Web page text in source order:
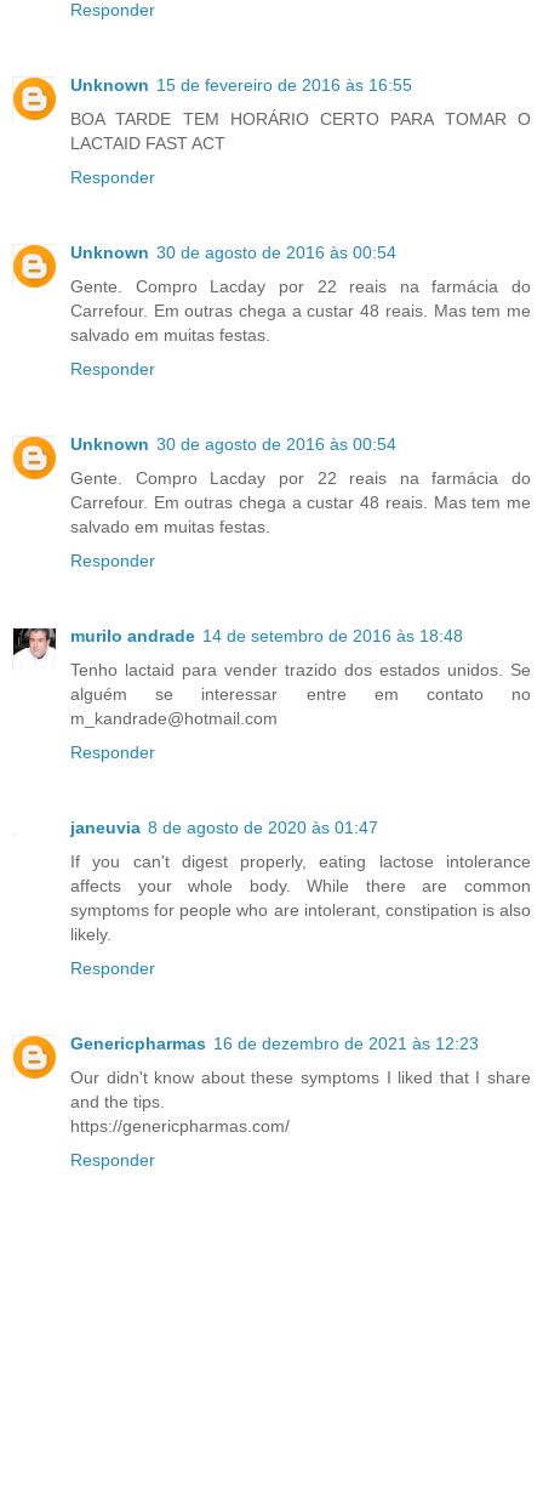
Responder
Unknown 15 de fevereiro de 2016 às 16:55
BOA TARDE TEM HORÁRIO CERTO PARA TOMAR O
LACTAID FAST ACT
Responder
Unknown 30 de agosto de 2016 às 00:54
Gente. Compro Lacday por 22 reais na farmácia do
Carrefour. Em outras chega a custar 48 reais. Mas tem me
salvado em muitas festas.
Responder
Unknown 30 de agosto de 2016 às 00:54
Gente. Compro Lacday por 22 reais na farmácia do
Carrefour. Em outras chega a custar 48 reais. Mas tem me
salvado em muitas festas.
Responder
murilo andrade 14 de setembro de 2016 às 18:48
Tenho lactaid para vender trazido dos estados unidos. Se
alguém se interessar entre em contato no
m_kandrade@hotmail.com
Responder
janeuvia 8 de agosto de 2020 às 01:47
If you can't digest properly, eating lactose intolerance
affects your whole body. While there are common
symptoms for people who are intolerant, constipation is also
likely.
Responder
Genericpharmas 16 de dezembro de 2021 às 12:23
Our didn't know about these symptoms I liked that I share
and the tips.
https://genericpharmas.com/
Responder